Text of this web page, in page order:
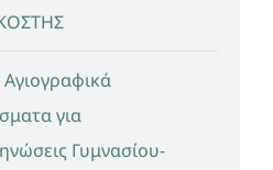
για
Γυμνασίου-